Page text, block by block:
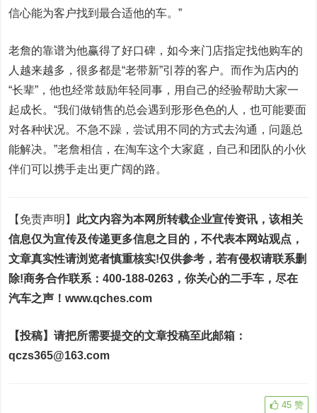
信心能为客户找到最合适他的车。”
老詹的靠谱为他赢得了好口碑，如今来门店指定找他购车的
人越来越多，很多都是“老带新”引荐的客户。而作为店内的
“长辈”，他也经常鼓励年轻同事，用自己的经验帮助大家一
起成长。“我们做销售的总会遇到形形色色的人，也可能要面
对各种状况。不急不躁，尝试用不同的方式去沟通，问题总
能解决。”老詹相信，在淘车这个大家庭，自己和团队的小伙
伴们可以携手走出更广阔的路。
【免责声明】 此文内容为本网所转载企业宣传资讯，该相关
信息仅为宣传及传递更多信息之目的，不代表本网站观点，
文章真实性请浏览者慎重核实!仅供参考，若有侵权请联系删
除!商务合作联系：400-188-0263，你关心的二手车，尽在
汽车之声 ！www.qches.com
【投稿】请把所需要提交的文章投稿至此邮箱：
qczs365@163.com
45 赞